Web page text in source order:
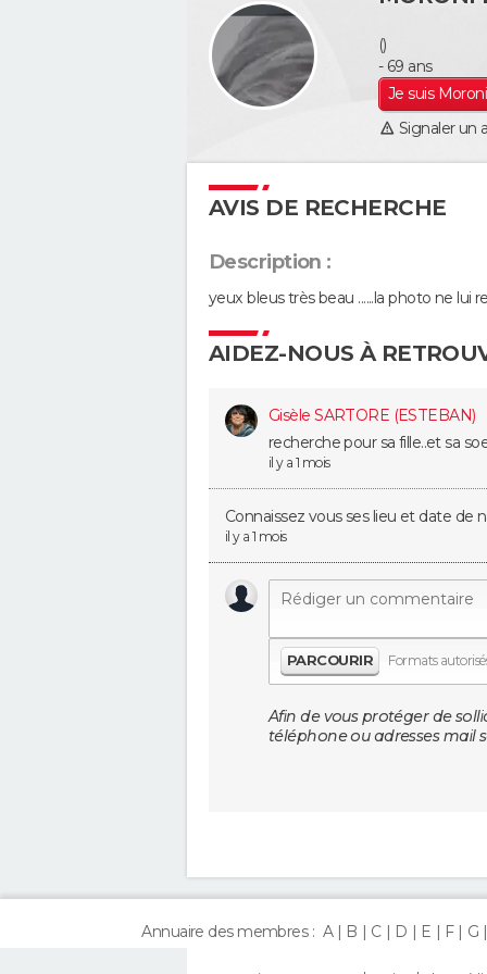
()
- 69 ans
Je suis
Signaler un
AVIS DE RECHERCHE
Description :
yeux bleus très beau ......la photo ne lui
AIDEZ-NOUS À
Gisèle SARTORE (ESTEBAN)
recherche pour sa fille..et sa
il y a 1 mois
Connaissez vous ses lieu et date de
il y a 1 mois
PARCOURIR Formats
Afin de vous protéger de
téléphone ou adresses mail
Annuaire des membres : A B C D E F G